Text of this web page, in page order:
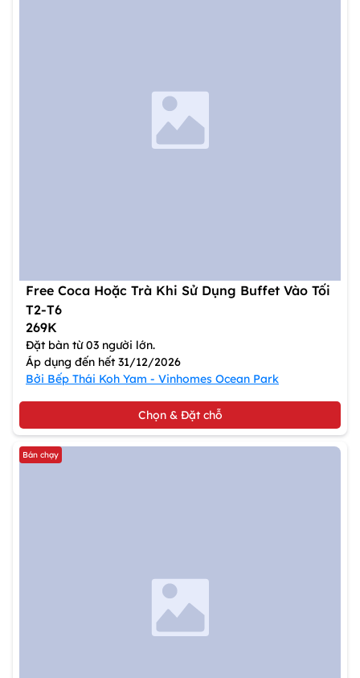
Free Coca Hoặc Trà Khi Sử Dụng Buffet Vào Tối
T2-T6
269K
Đặt bàn từ 03 người lớn.
Áp dụng đến hết 31/12/2026
Bởi Bếp Thái Koh Yam - Vinhomes Ocean Park
Chọn & Đặt chỗ
Bán chạy